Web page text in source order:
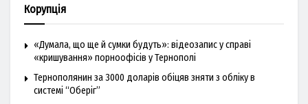
Корупція
«Думала, що ще й сумки будуть»: відеозапис у справі
«кришування» порноофісів у Тернополі
Тернополянин за 3000 доларів обіцяв зняти з обліку в
системі “Оберіг”